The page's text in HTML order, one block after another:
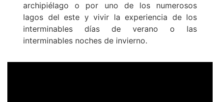
archipiélago o por uno de los numerosos
lagos del este y vivir la experiencia de los
interminables días de verano o las
interminables noches de invierno.